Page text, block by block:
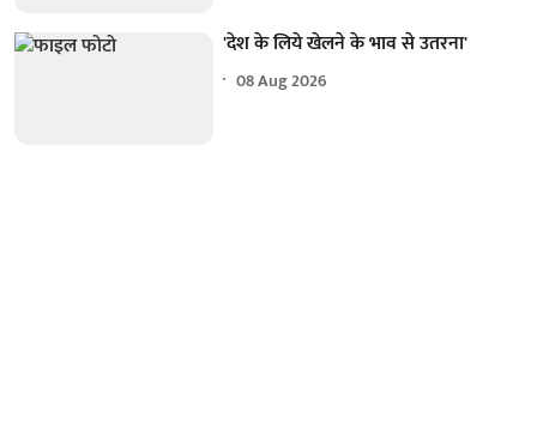
'देश के लिये खेलने के भाव से उतरना'
08 Aug 2026